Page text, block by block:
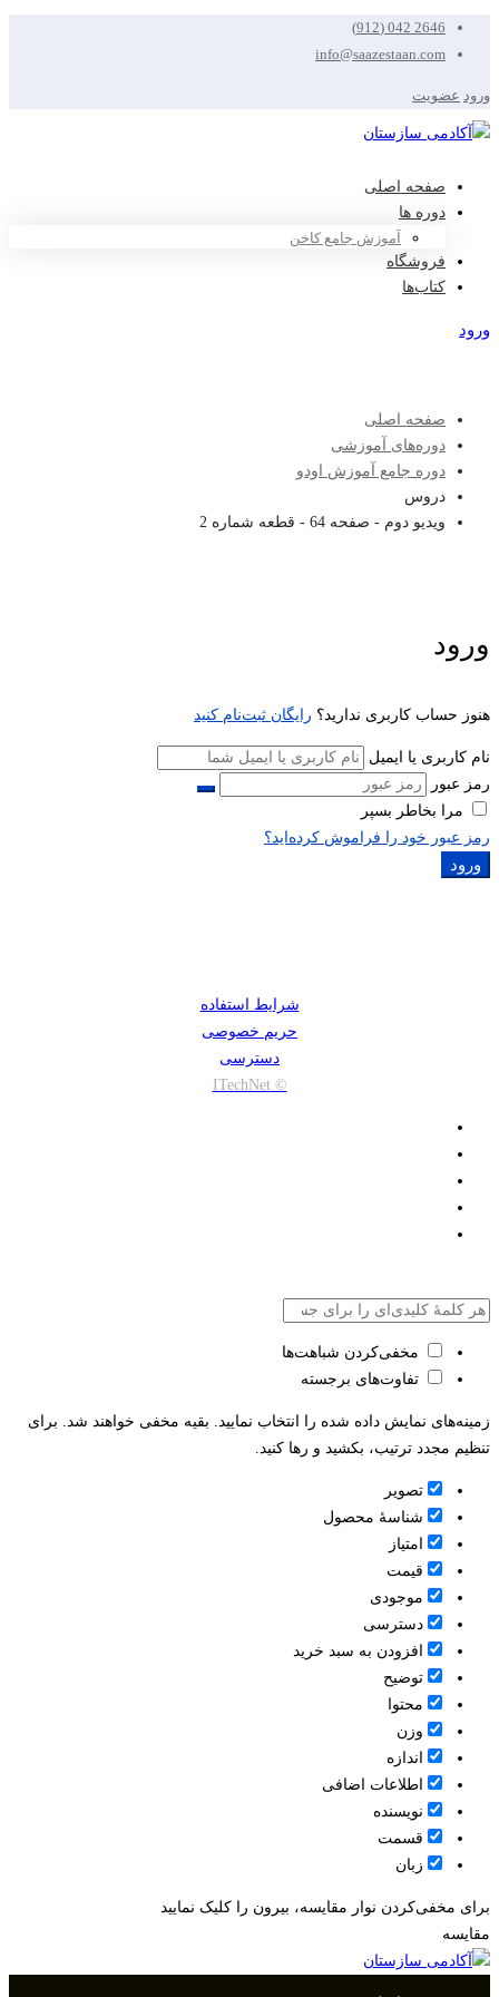
2646 042 (912)
info@saazestaan.com
ورود عضویت
صفحه اصلی
دوره ها
آموزش جامع کاخن
فروشگاه
کتاب‌ها
ورود
صفحه اصلی
دوره‌های آموزشی
دوره جامع آموزش اودو
دروس
ویدیو دوم - صفحه 64 - قطعه شماره 2
ورود
هنوز حساب کاربری ندارید؟ رایگان ثبت‌نام کنید
نام کاربری یا ایمیل
رمز عبور
مرا بخاطر بسپر
رمز عبور خود را فراموش کرده‌اید؟
ورود
شرایط استفاده
حریم خصوصی
دسترسی
© ITechNet
مخفی‌کردن شباهت‌ها
تفاوت‌های برجسته
زمینه‌های نمایش داده شده را انتخاب نمایید. بقیه مخفی خواهند شد. برای
تنظیم مجدد ترتیب، بکشید و رها کنید.
تصویر
شناسۀ محصول
امتیاز
قيمت
موجودی
دسترسی
افزودن به سبد خرید
توضیح
محتوا
وزن
اندازه
اطلاعات اضافی
نویسنده
قسمت
زبان
برای مخفی‌کردن نوار مقایسه، بیرون را کلیک نمایید
مقایسه